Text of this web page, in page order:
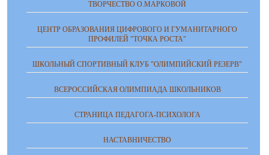
ТВОРЧЕСТВО О.МАРКОВОЙ
ЦЕНТР ОБРАЗОВАНИЯ ЦИФРОВОГО И ГУМАНИТАРНОГО
ПРОФИЛЕЙ "ТОЧКА РОСТА"
ШКОЛЬНЫЙ СПОРТИВНЫЙ КЛУБ "ОЛИМПИЙСКИЙ РЕЗЕРВ"
ВСЕРОССИЙСКАЯ ОЛИМПИАДА ШКОЛЬНИКОВ
СТРАНИЦА ПЕДАГОГА-ПСИХОЛОГА
НАСТАВНИЧЕСТВО